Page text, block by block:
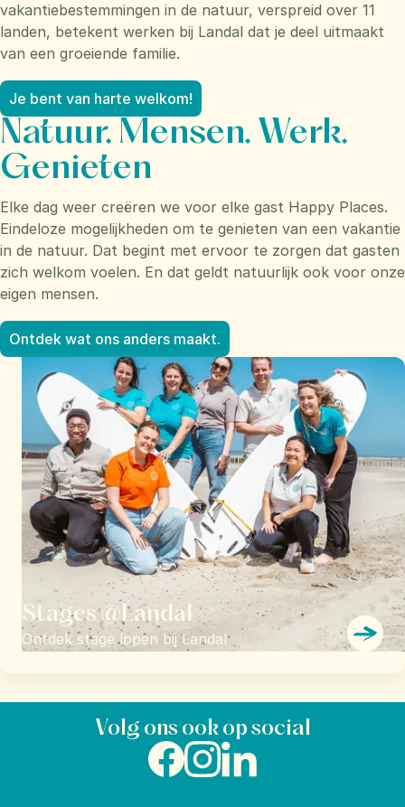
vakantiebestemmingen in de natuur, verspreid over 11
landen, betekent werken bij Landal dat je deel uitmaakt
van een groeiende familie.
Je bent van harte welkom!
Natuur. Mensen. Werk.
Genieten
Elke dag weer creëren we voor elke gast Happy Places.
Eindeloze mogelijkheden om te genieten van een vakantie
in de natuur. Dat begint met ervoor te zorgen dat gasten
zich welkom voelen. En dat geldt natuurlijk ook voor onze
eigen mensen.
Ontdek wat ons anders maakt.
Stages @Landal
Ontdek stage lopen bij Landal
Volg ons ook op social